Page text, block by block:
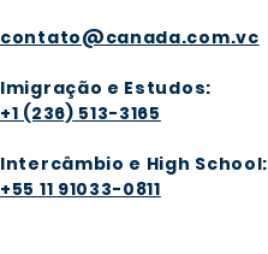
contato@canada.com.vc
Imigração e Estudos:
+1 (236) 513-3165
Intercâmbio e High School:
+55 11 91033-0811